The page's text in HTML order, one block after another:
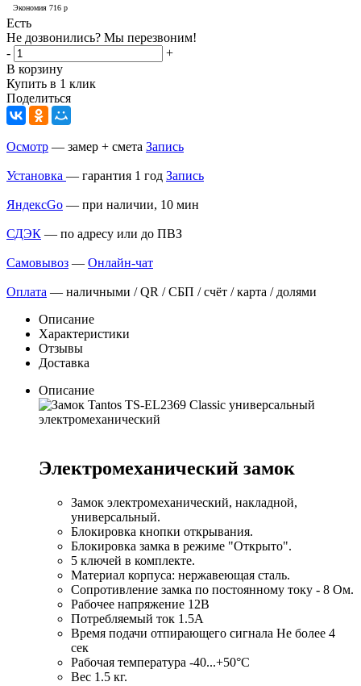
Экономия 716 р
Есть
Не дозвонились? Мы перезвоним!
-
+
В корзину
Купить в 1 клик
Поделиться
Осмотр — замер + смета Запись
Установка — гарантия 1 год Запись
ЯндексGo — при наличии, 10 мин
СДЭК — по адресу или до ПВЗ
Самовывоз — Онлайн-чат
Оплата — наличными / QR / СБП / счёт / карта / долями
Описание
Характеристики
Отзывы
Доставка
Описание
Электромеханический замок
Замок электромеханический, накладной,
универсальный.
Блокировка кнопки открывания.
Блокировка замка в режиме "Открыто".
5 ключей в комплекте.
Материал корпуса: нержавеющая сталь.
Сопротивление замка по постоянному току - 8 Ом.
Рабочее напряжение 12В
Потребляемый ток 1.5А
Время подачи отпирающего сигнала Не более 4
сек
Рабочая температура -40...+50°C
Вес 1.5 кг.